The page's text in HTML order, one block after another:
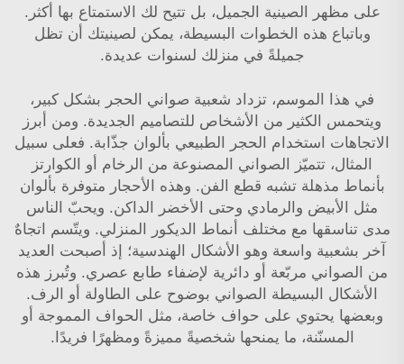
على مظهر الصينية الجميل، بل تتيح لك الاستمتاع بها أكثر.
وباتباع هذه الخطوات البسيطة، يمكن لصينيتك أن تظل
جميلةً في منزلك لسنوات عديدة.
في هذا الموسم، تزداد شعبية صواني الحجر بشكل كبير،
ويتحمس الكثير من الأشخاص للتصاميم الجديدة. ومن أبرز
الاتجاهات استخدام الحجر الطبيعي بألوان جذّابة. فعلى سبيل
المثال، تتميّز الصواني المصنوعة من الرخام أو الكوارتز
بأنماط مذهلة تشبه قطع الفن. وهذه الأحجار متوفرة بألوان
مثل الأبيض والرمادي وحتى الأخضر الداكن. ويحبّ الناس
مدى تناسقها مع مختلف أنماط الديكور المنزلي. ويتّسم اتجاهٌ
آخر بشعبية واسعة وهو الأشكال الهندسية؛ إذ أصبحت العديد
من الصواني مربّعة أو دائرية لإضفاء طابع عصري. وتُبرز هذه
الأشكال البسيطة الصواني بوضوح على الطاولة أو الرف.
وبعضها يحتوي على حواف خاصة، مثل الحواف المموجة أو
المسنّنة، ما يمنحها شخصيةً مميزةً ومظهرًا فريدًا.